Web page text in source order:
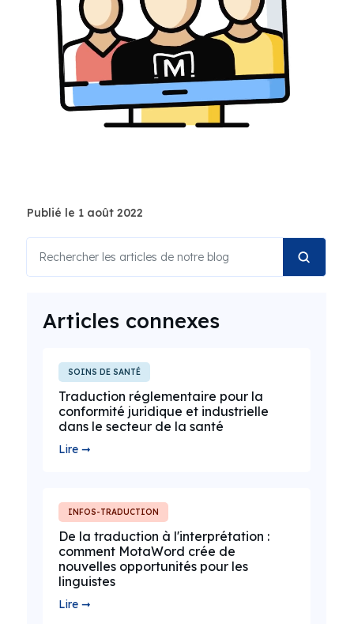
Publié le 1 août 2022
Articles connexes
SOINS DE SANTÉ
Traduction réglementaire pour la
conformité juridique et industrielle
dans le secteur de la santé
Lire ➞
INFOS-TRADUCTION
De la traduction à l'interprétation :
comment MotaWord crée de
nouvelles opportunités pour les
linguistes
Lire ➞